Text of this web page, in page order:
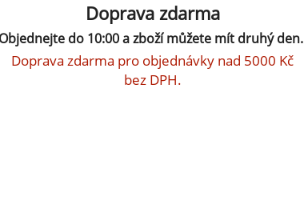
Doprava zdarma
Objednejte do 10:00 a zboží můžete mít druhý den.
Doprava zdarma pro objednávky nad 5000 Kč
bez DPH.